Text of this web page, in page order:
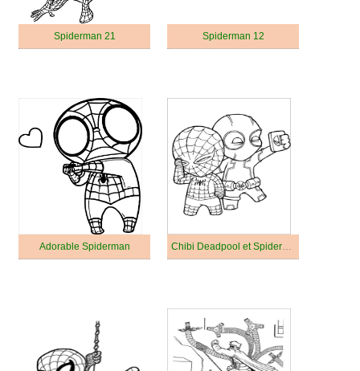
Spiderman 21 Spiderman 12
Adorable Spiderman Chibi Deadpool et Spiderman